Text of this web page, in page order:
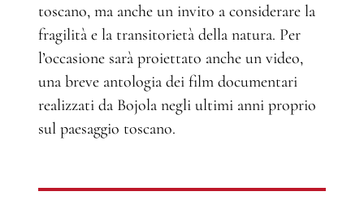
toscano, ma anche un invito a considerare la
fragilità e la transitorietà della natura. Per
l’occasione sarà proiettato anche un video,
una breve antologia dei film documentari
realizzati da Bojola negli ultimi anni proprio
sul paesaggio toscano.